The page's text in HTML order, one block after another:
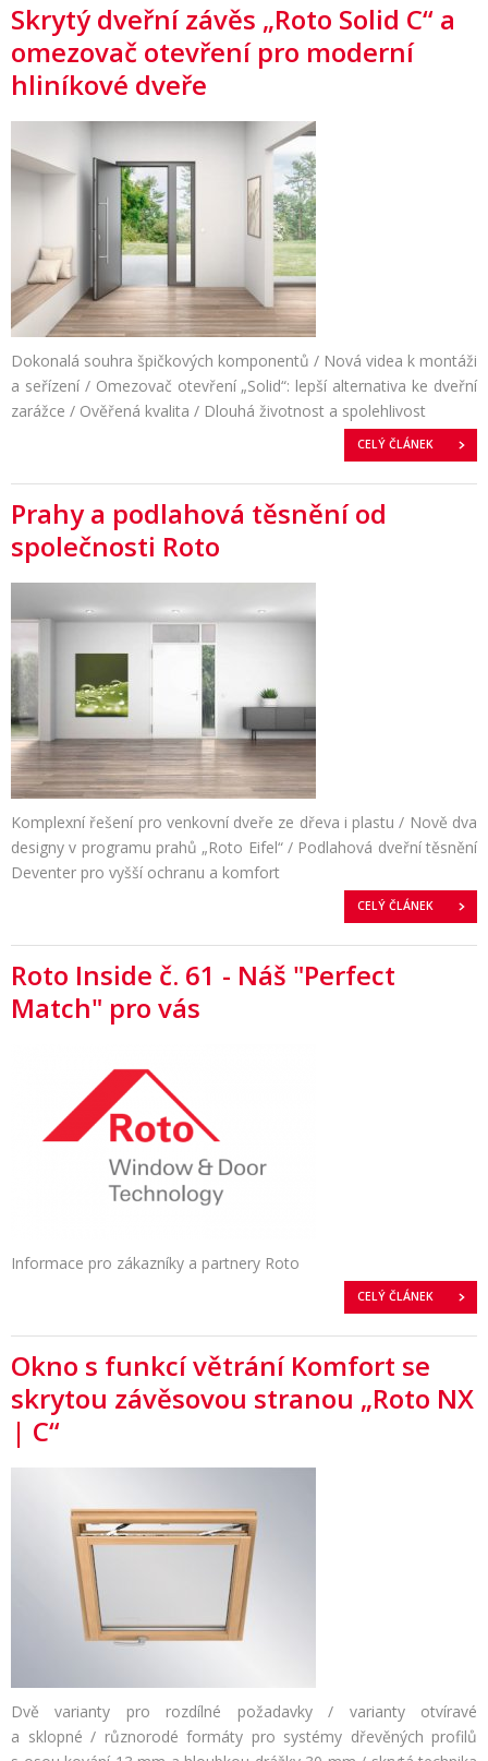
Skrytý dveřní závěs „Roto Solid C“ a
omezovač otevření pro moderní
hliníkové dveře
Dokonalá souhra špičkových komponentů / Nová videa k montáži
a seřízení / Omezovač otevření „Solid“: lepší alternativa ke dveřní
zarážce / Ověřená kvalita / Dlouhá životnost a spolehlivost
CELÝ ČLÁNEK
Prahy a podlahová těsnění od
společnosti Roto
Komplexní řešení pro venkovní dveře ze dřeva i plastu / Nově dva
designy v programu prahů „Roto Eifel“ / Podlahová dveřní těsnění
Deventer pro vyšší ochranu a komfort
CELÝ ČLÁNEK
Roto Inside č. 61 - Náš "Perfect
Match" pro vás
Informace pro zákazníky a partnery Roto
CELÝ ČLÁNEK
Okno s funkcí větrání Komfort se
skrytou závěsovou stranou „Roto NX
| C“
Dvě varianty pro rozdílné požadavky / varianty otvíravé
a sklopné / různorodé formáty pro systémy dřevěných profilů